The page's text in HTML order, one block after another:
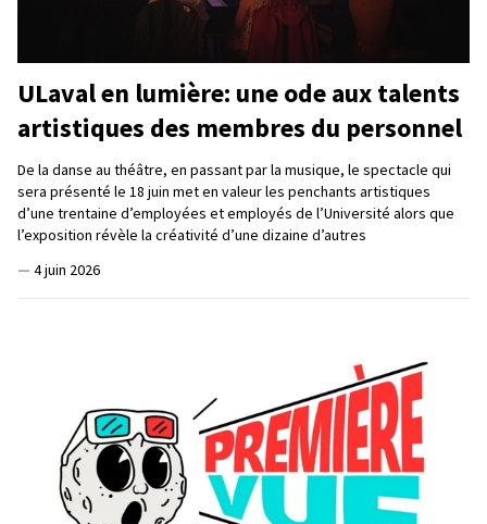
ULaval en lumière: une ode aux talents
artistiques des membres du personnel
De la danse au théâtre, en passant par la musique, le spectacle qui
sera présenté le 18 juin met en valeur les penchants artistiques
d’une trentaine d’employées et employés de l’Université alors que
l’exposition révèle la créativité d’une dizaine d’autres
— 4 juin 2026